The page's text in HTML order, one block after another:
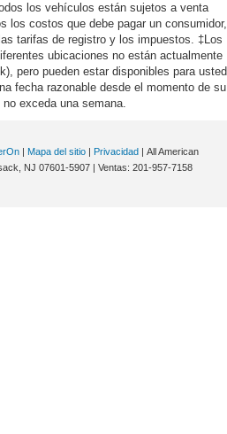
los vehículos están sujetos a venta
los costos que debe pagar un consumidor,
tarifas de registro y los impuestos. ‡Los
ubicaciones no están actualmente
pero pueden estar disponibles para usted
fecha razonable desde el momento de su
exceda una semana.
Mapa del sitio Privacidad | All American
NJ 07601-5907 | Ventas: 201-957-7158